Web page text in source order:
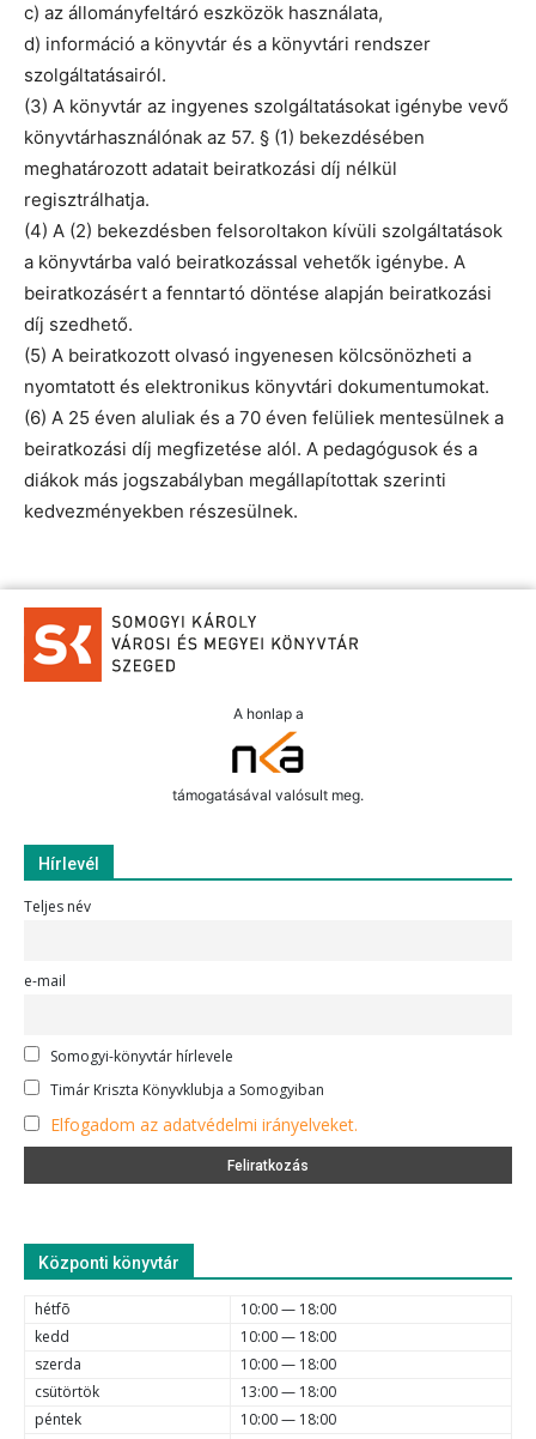
c) az állományfeltáró eszközök használata,
d) információ a könyvtár és a könyvtári rendszer
szolgáltatásairól.
(3) A könyvtár az ingyenes szolgáltatásokat igénybe vevő
könyvtárhasználónak az 57. § (1) bekezdésében
meghatározott adatait beiratkozási díj nélkül
regisztrálhatja.
(4) A (2) bekezdésben felsoroltakon kívüli szolgáltatások
a könyvtárba való beiratkozással vehetők igénybe. A
beiratkozásért a fenntartó döntése alapján beiratkozási
díj szedhető.
(5) A beiratkozott olvasó ingyenesen kölcsönözheti a
nyomtatott és elektronikus könyvtári dokumentumokat.
(6) A 25 éven aluliak és a 70 éven felüliek mentesülnek a
beiratkozási díj megfizetése alól. A pedagógusok és a
diákok más jogszabályban megállapítottak szerinti
kedvezményekben részesülnek.
A honlap a
támogatásával valósult meg.
Hírlevél
Teljes név
e-mail
Somogyi-könyvtár hírlevele
Timár Kriszta Könyvklubja a Somogyiban
Elfogadom az adatvédelmi irányelveket.
Központi könyvtár
hétfõ
10:00 — 18:00
kedd
10:00 — 18:00
szerda
10:00 — 18:00
csütörtök
13:00 — 18:00
péntek
10:00 — 18:00